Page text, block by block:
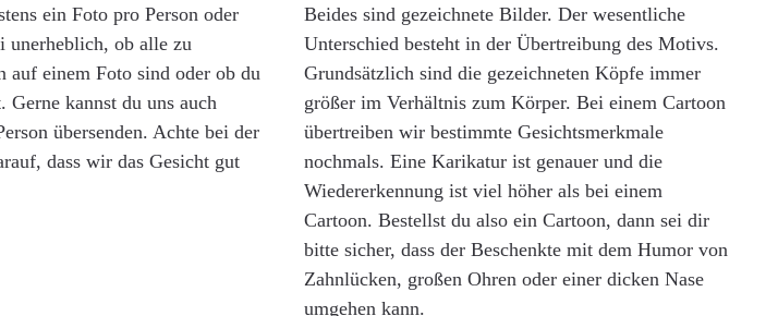
ein Foto pro Person oder
unerheblich, ob alle zu
auf einem Foto sind oder ob du
Gerne kannst du uns auch
übersenden. Achte bei der
dass wir das Gesicht gut
Beides sind gezeichnete Bilder. Der wesentliche
Unterschied besteht in der Übertreibung des Motivs.
Grundsätzlich sind die gezeichneten Köpfe immer
größer im Verhältnis zum Körper. Bei einem Cartoon
übertreiben wir bestimmte Gesichtsmerkmale
nochmals. Eine Karikatur ist genauer und die
Wiedererkennung ist viel höher als bei einem
Cartoon. Bestellst du also ein Cartoon, dann sei dir
bitte sicher, dass der Beschenkte mit dem Humor von
Zahnlücken, großen Ohren oder einer dicken Nase
umgehen kann.